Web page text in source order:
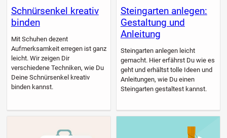
Schnürsenkel kreativ
binden
Mit Schuhen dezent
Aufmerksamkeit erregen ist ganz
leicht. Wir zeigen Dir
verschiedene Techniken, wie Du
Deine Schnürsenkel kreativ
binden kannst.
Steingarten anlegen:
Gestaltung und
Anleitung
Steingarten anlegen leicht
gemacht. Hier erfährst Du wie es
geht und erhältst tolle Ideen und
Anleitungen, wie Du einen
Steingarten gestaltest kannst.